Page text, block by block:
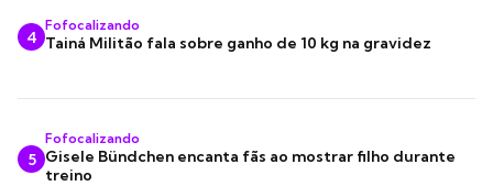
4
Fofocalizando
Tainá Militão fala sobre ganho de 10 kg na gravidez
5
Fofocalizando
Gisele Bündchen encanta fãs ao mostrar filho durante
treino